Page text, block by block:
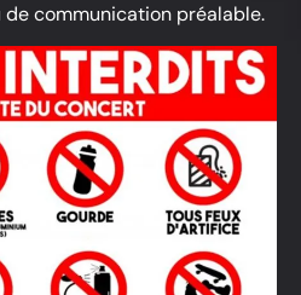
de communication préalable.